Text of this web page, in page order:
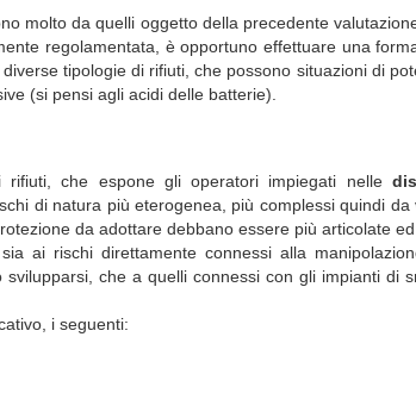
molto da quelli oggetto della precedente
regolamentata, è opportuno effettuare una
tipologie di rifiuti, che possono situazioni di
(si pensi agli acidi delle batterie).
che espone gli operatori impiegati nelle
di natura più eterogenea, più complessi quindi da
da adottare debbano essere più articolate ed
ai rischi direttamente connessi alla
che a quelli connessi con gli impianti di
i seguenti: